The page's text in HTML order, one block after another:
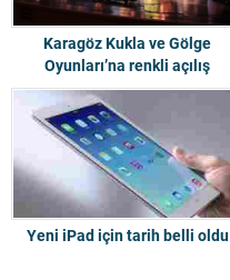
Karagöz Kukla ve Gölge
Oyunları’na renkli açılış
Yeni iPad için tarih belli oldu